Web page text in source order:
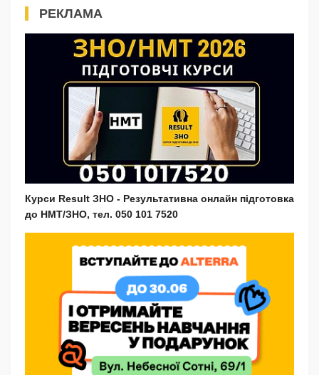
РЕКЛАМА
Курси Result ЗНО - Результативна онлайн підготовка
до НМТ/ЗНО, тел. 050 101 7520